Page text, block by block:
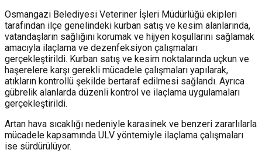
Osmangazi Belediyesi Veteriner İşleri Müdürlüğü ekipleri
tarafından ilçe genelindeki kurban satış ve kesim alanlarında,
vatandaşların sağlığını korumak ve hijyen koşullarını sağlamak
amacıyla ilaçlama ve dezenfeksiyon çalışmaları
gerçekleştirildi. Kurban satış ve kesim noktalarında uçkun ve
haşerelere karşı gerekli mücadele çalışmaları yapılarak,
atıkların kontrollü şekilde bertaraf edilmesi sağlandı. Ayrıca
gübrelik alanlarda düzenli kontrol ve ilaçlama uygulamaları
gerçekleştirildi.
Artan hava sıcaklığı nedeniyle karasinek ve benzeri zararlılarla
mücadele kapsamında ULV yöntemiyle ilaçlama çalışmaları
ise sürdürülüyor.